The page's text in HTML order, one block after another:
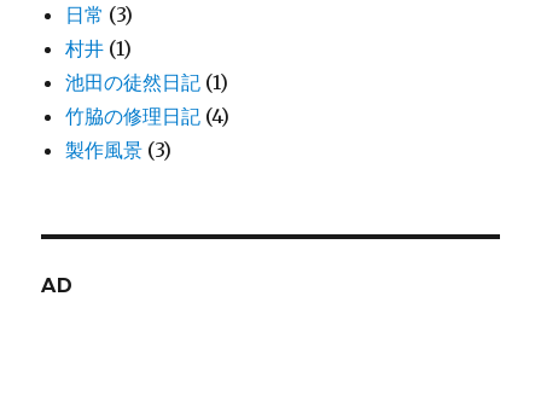
日常 (3)
村井 (1)
池田の徒然日記 (1)
竹脇の修理日記 (4)
製作風景 (3)
AD